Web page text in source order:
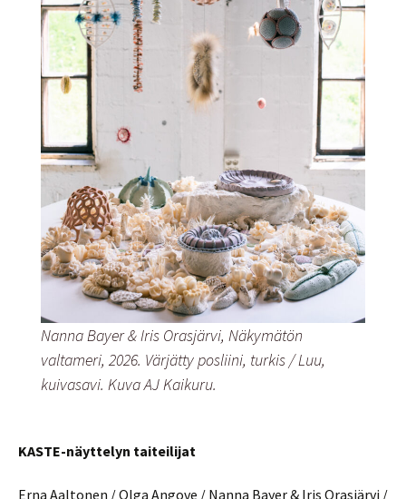
Nanna Bayer & Iris Orasjärvi, Näkymätön
valtameri, 2026. Värjätty posliini, turkis / Luu,
kuivasavi. Kuva AJ Kaikuru.
KASTE-näyttelyn taiteilijat
Erna Aaltonen / Olga Angove / Nanna Bayer & Iris Orasjärvi /